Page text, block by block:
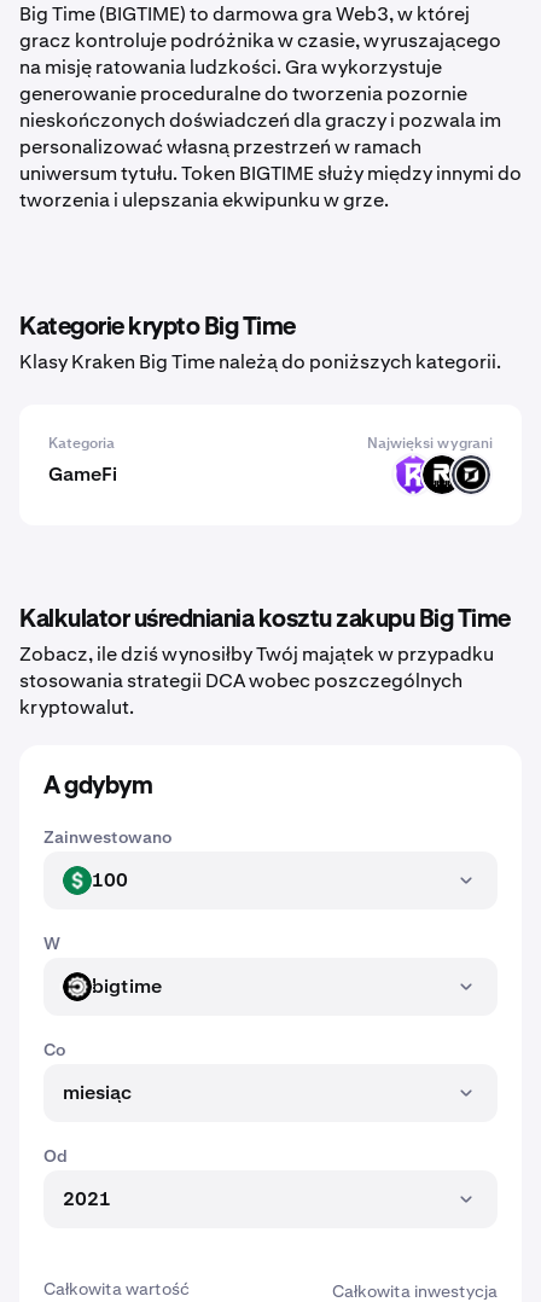
Big Time (BIGTIME) to darmowa gra Web3, w której
gracz kontroluje podróżnika w czasie, wyruszającego
na misję ratowania ludzkości. Gra wykorzystuje
generowanie proceduralne do tworzenia pozornie
nieskończonych doświadczeń dla graczy i pozwala im
personalizować własną przestrzeń w ramach
uniwersum tytułu. Token BIGTIME służy między innymi do
tworzenia i ulepszania ekwipunku w grze.
Kategorie krypto Big Time
Klasy Kraken Big Time należą do poniższych kategorii.
Kategoria Najwięksi wygrani
GameFi RST ROOTDARKSTAR
Kalkulator uśredniania kosztu zakupu Big Time
Zobacz, ile dziś wynosiłby Twój majątek w przypadku
stosowania strategii DCA wobec poszczególnych
kryptowalut.
A gdybym
Zainwestowano
USD 100
W
BIGTIMEbigtime
Co
miesiąc
Od
2021
Całkowita wartość Całkowita inwestycja